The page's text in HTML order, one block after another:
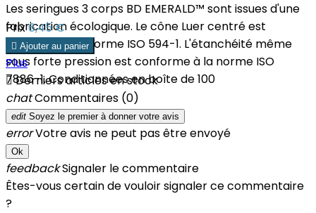
Les seringues 3 corps BD EMERALD™ sont issues d'une
fabrication écologique. Le cône Luer centré est
conforme à la norme ISO 594-1. L'étanchéité même
sous forte pression est conforme à la norme ISO
7886-1. Conditionnées en boîte de 100
Prix6,45 €
 Ajouter au panier
Plus
Derniers articles en stock
chatCommentaires (0)
edit Soyez le premier à donner votre avis
errorVotre avis ne peut pas être envoyé
Ok
feedbackSignaler le commentaire
Êtes-vous certain de vouloir signaler ce commentaire
?